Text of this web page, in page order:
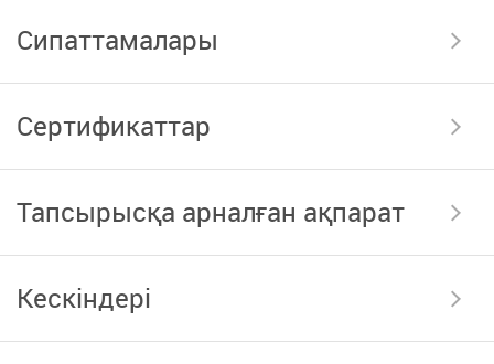
Сипаттамалары
Сертификаттар
Тапсырысқа арналған ақпарат
Кескіндері